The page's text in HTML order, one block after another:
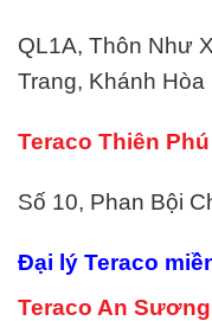
QL1A, Thôn Như
Trang, Khánh Hòa
Teraco Thiên
Số 10, Phan Bội
Đại lý Teraco
Teraco An Sương